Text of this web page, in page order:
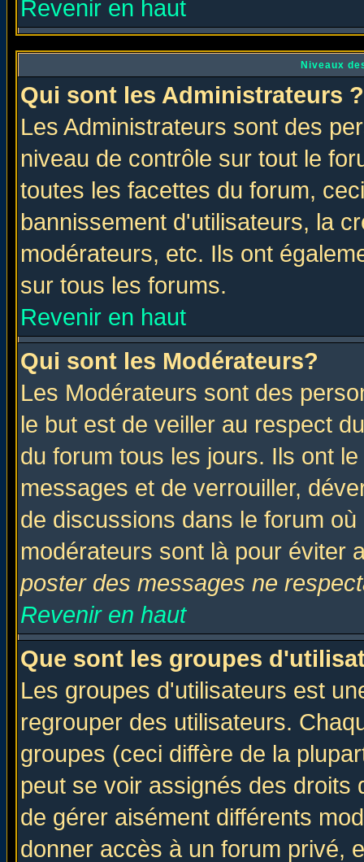
Revenir en haut
Niveaux
Qui sont les Administrateurs ?
Les Administrateurs sont des
niveau de contrôle sur tout le
toutes les facettes du forum,
bannissement d'utilisateurs, la
modérateurs, etc. Ils ont
sur tous les forums.
Revenir en haut
Qui sont les Modérateurs?
Les Modérateurs sont des
le but est de veiller au respect
du forum tous les jours. Ils ont
messages et de verrouiller,
de discussions dans le forum
modérateurs sont là pour éviter
poster des messages ne
Revenir en haut
Que sont les groupes
Les groupes d'utilisateurs est
regrouper des utilisateurs.
groupes (ceci diffère de la
peut se voir assignés des
de gérer aisément différents
donner accès à un forum privé,